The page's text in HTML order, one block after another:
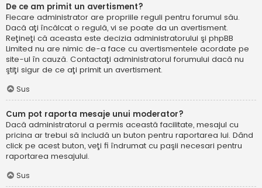
De ce am primit un avertisment?
Fiecare administrator are propriile reguli pentru forumul său.
Dacă aţi încălcat o regulă, vi se poate da un avertisment.
Reţineţi că aceasta este decizia administratorului şi phpBB
Limited nu are nimic de-a face cu avertismentele acordate pe
site-ul în cauză. Contactaţi administratorul forumului dacă nu
ştiţi sigur de ce aţi primit un avertisment.
Sus
Cum pot raporta mesaje unui moderator?
Dacă administratorul a permis această facilitate, mesajul cu
pricina ar trebui să includă un buton pentru raportarea lui. Dând
click pe acest buton, veţi fi îndrumat cu paşii necesari pentru
raportarea mesajului.
Sus